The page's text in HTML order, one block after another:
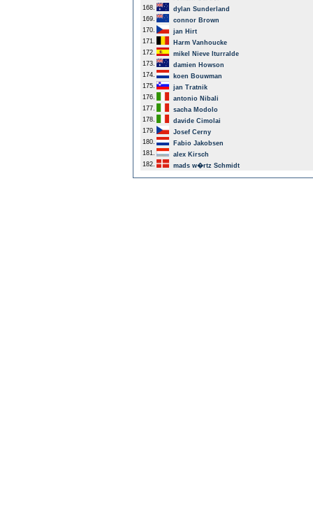
168.
dylan Sunderland
169.
connor Brown
170.
jan Hirt
171.
Harm Vanhoucke
172.
mikel Nieve Iturralde
173.
damien Howson
174.
koen Bouwman
175.
jan Tratnik
176.
antonio Nibali
177.
sacha Modolo
178.
davide Cimolai
179.
Josef Cerny
180.
Fabio Jakobsen
181.
alex Kirsch
182.
mads w�rtz Schmidt